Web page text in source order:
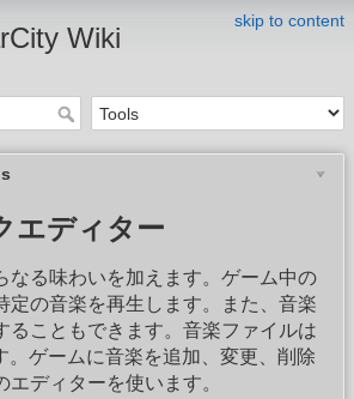
skip to content
Wiki
エディター
なる味わいを加えます。ゲーム中の
定の音楽を再生します。また、音楽
ることもできます。音楽ファイルは
。ゲームに音楽を追加、変更、削除
エディターを使います。